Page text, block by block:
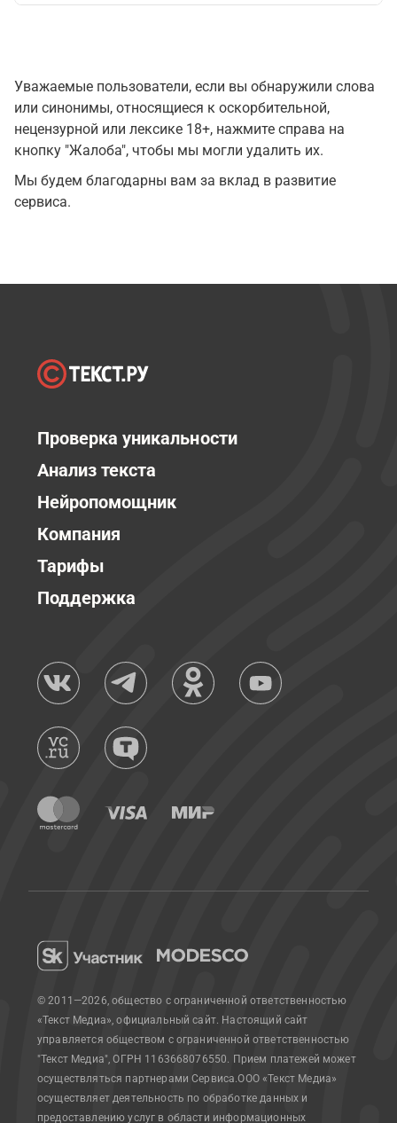
Уважаемые пользователи, если вы обнаружили слова
или синонимы, относящиеся к оскорбительной,
нецензурной или лексике 18+, нажмите справа на
кнопку "Жалоба", чтобы мы могли удалить их.
Мы будем благодарны вам за вклад в развитие
сервиса.
Проверка уникальности
Анализ текста
Нейропомощник
Компания
Тарифы
Поддержка
© 2011—2026, общество с ограниченной ответственностью
«Текст Медиа», официальный сайт. Настоящий сайт
управляется обществом с ограниченной ответственностью
"Текст Медиа", ОГРН 1163668076550. Прием платежей может
осуществляться партнерами Сервиса.ООО «Текст Медиа»
осуществляет деятельность по обработке данных и
предоставлению услуг в области информационных